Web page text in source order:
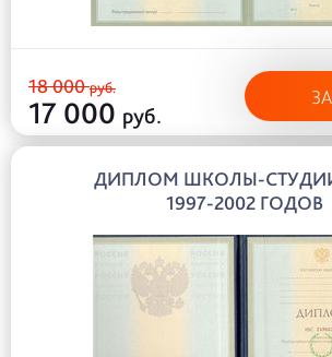
18 000руб.
17 000 руб.
ДИПЛОМ ШКОЛЫ-
1997-2002 ГОДОВ